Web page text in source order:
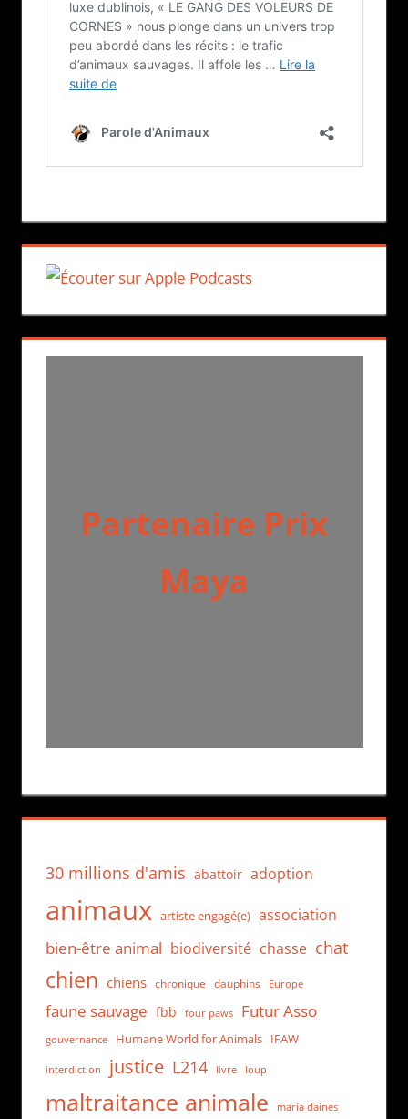
Partenaire Prix
Maya
30 millions d'amis abattoir adoption
animaux artiste engagé(e) association
bien-être animal biodiversité chasse chat
chien chiens chronique dauphins Europe
faune sauvage fbb four paws Futur Asso
gouvernance Humane World for Animals IFAW
interdiction justice L214 livre loup
maltraitance animale maria daines